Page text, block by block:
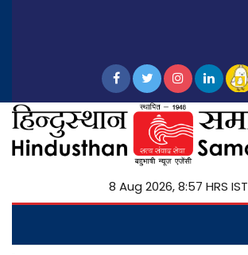
8 Aug 2026, 8:57 HRS IST